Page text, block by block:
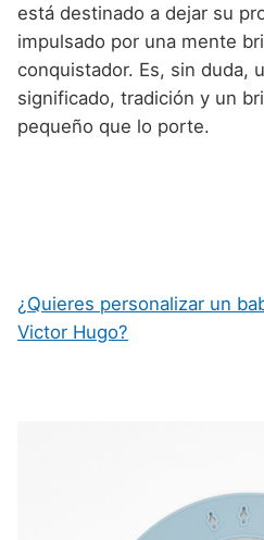
está destinado a dejar su
impulsado por una mente
conquistador. Es, sin duda,
significado, tradición y un
pequeño que lo porte.
¿Quieres personalizar un
Victor Hugo?